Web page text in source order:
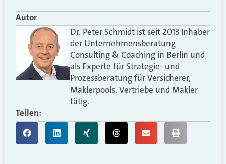
Autor
Dr. Peter Schmidt ist seit 2013 Inhaber
der Unternehmensberatung
Consulting & Coaching in Berlin und
als Experte für Strategie- und
Prozessberatung für Versicherer,
Maklerpools, Vertriebe und Makler
tätig.
Teilen: